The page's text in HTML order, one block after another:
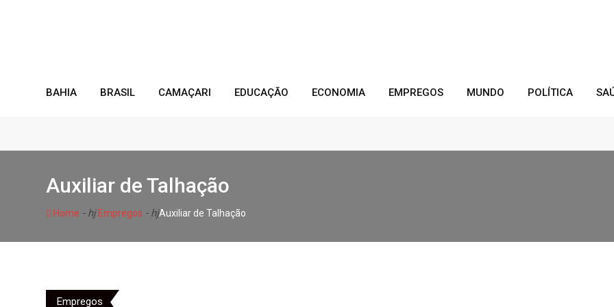
BAHIA BRASIL CAMAÇARI EDUCAÇÃO ECONOMIA EMPREGOS MUNDO POLÍTICA
Auxiliar de Talhação
Home - hjEmpregos - hjAuxiliar de Talhação
Empregos